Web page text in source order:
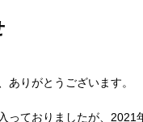
ありがとうございます。
っておりましたが、 2021